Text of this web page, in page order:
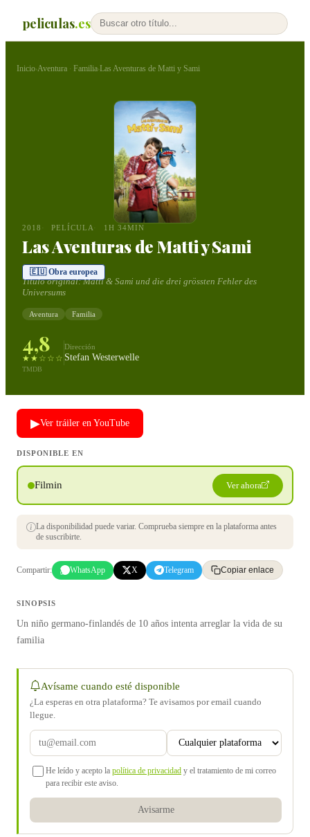
peliculas.es
Inicio›Aventura · Familia›Las Aventuras de Matti y Sami
2018 PELÍCULA 1H 34MIN
Las Aventuras de Matti y Sami
🇪🇺 Obra europea
Título original:Matti & Sami und die drei grössten Fehler des
Universums
Aventura Familia
4,8
★★☆☆☆
TMDB
Dirección
Stefan Westerwelle
▶Ver tráiler en YouTube
DISPONIBLE EN
Filmin Ver ahora
La disponibilidad puede variar. Comprueba siempre en la plataforma antes
de suscribirte.
Compartir: WhatsApp X Telegram Copiar enlace
SINOPSIS
Un niño germano-finlandés de 10 años intenta arreglar la vida de su
familia
Avísame cuando esté disponible
¿La esperas en otra plataforma? Te avisamos por email cuando
llegue.
He leído y acepto la política de privacidad y el tratamiento de mi correo
para recibir este aviso.
Avisarme